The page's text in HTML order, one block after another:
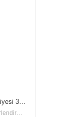
Real Thai Pirinç Şehriyesi 375 gr
(0 Değerlendirme)